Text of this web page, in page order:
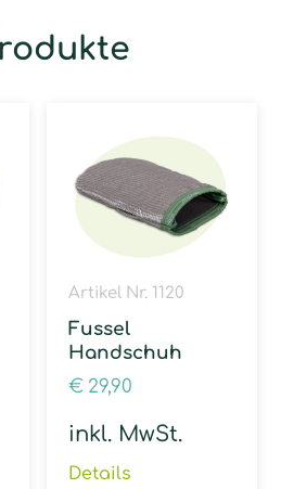
Artikel Nr. 1120
Fussel
Handschuh
€ 29,90
inkl. MwSt.
Details